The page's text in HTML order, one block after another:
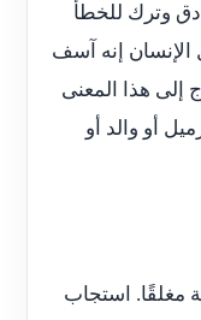
وترك للخطأ
الإنسان إنه آسف
إلى هذا المعنى
أو والد أو
مغلقًا. استجاب